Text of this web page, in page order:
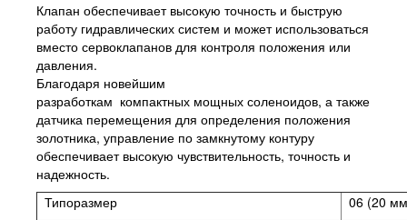
Клапан обеспечивает высокую точность и быструю
работу гидравлических систем и может использоваться
вместо сервоклапанов для контроля положения или
давления.
Благодаря новейшим
разработкам компактных мощных соленоидов, а также
датчика перемещения для определения положения
золотника, управление по замкнутому контуру
обеспечивает высокую чувствительность, точность и
надежность.
Типоразмер
06 (20